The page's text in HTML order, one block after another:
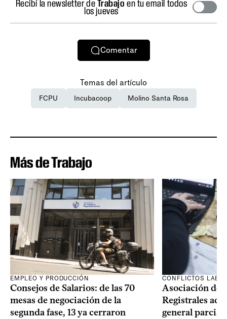
Recibí la newsletter deTrabajo en tu email todos
los jueves
Comentar
Temas del artículo
FCPU Incubacoop Molino Santa Rosa
Más de Trabajo
EMPLEO Y PRODUCCIÓN
Consejos de Salarios: de las 70
mesas de negociación de la
segunda fase, 13 ya cerraron
CONFLICTOS
Asociación de
Registrales
general parcial